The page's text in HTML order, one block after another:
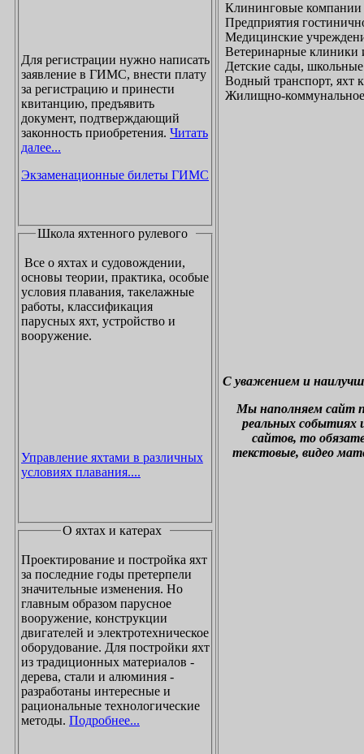
Для регистрации нужно написать
заявление в ГИМС, внести плату
за регистрацию и принести
квитанцию, предъявить
документ, подтверждающий
законность приобретения. Читать
далее...
Экзаменационные билеты ГИМС
Школа яхтенного рулевого
Все о яхтах и судовождении,
основы теории, практика, особые
условия плавания, такелажные
работы, классификация
парусных яхт, устройство и
вооружение.
Управление яхтами в различных
условиях плавания....
О яхтах и катерах
Проектирование и постройка яхт
за последние годы претерпели
значительные изменения. Но
главным образом парусное
вооружение, конструкции
двигателей и электротехническое
оборудование. Для постройки яхт
из традиционных материалов -
дерева, стали и алюминия -
разработаны интересные и
рациональные технологические
методы. Подробнее...
Клининговые компании
Предприятия
Медицинские
Ветеринарные клиники
Детские сады,
Водный транспорт,
Жилищно-коммунальное
С уважением и
Мы наполняем сайт
реальных событиях
сайтов, то
текстовые, видео